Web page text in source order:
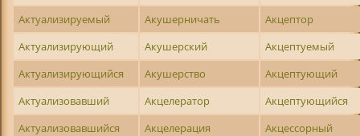
Актуализируемый
Акушерничать
Акцептор
Актуализирующий
Акушерский
Акцептуемый
Актуализирующийся
Акушерство
Акцептующий
Актуализовавший
Акцелератор
Акцептующийся
Актуализовавшийся
Акцелерация
Акцессорный